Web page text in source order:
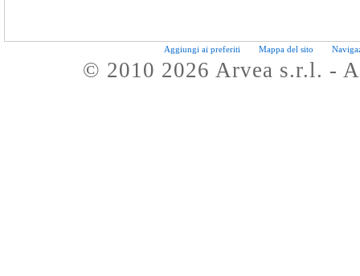
Aggiungi ai preferiti Mappa del sito
© 2010 2026 Arvea s.r.l. -